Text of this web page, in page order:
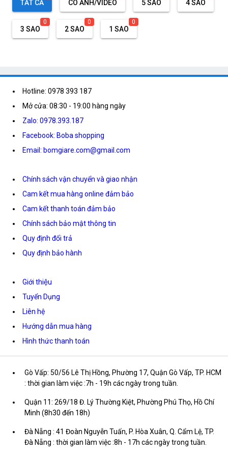
TẤT CẢ CÓ ẢNH/VIDEO 5 SAO 4 SAO
3 SAO
0
2 SAO
0
1 SAO
0
Hotline: 0978 393 187
Mở cửa: 08:30 - 19:00 hàng ngày
Zalo: 0978.393.187
Facebook: Boba shopping
Email: bomgiare.com@gmail.com
Chính sách vận chuyển và giao nhận
Cam kết mua hàng online đảm bảo
Cam kết thanh toán đảm bảo
Chính sách bảo mật thông tin
Quy định đổi trả
Quy định bảo hành
Giới thiệu
Tuyển Dụng
Liên hệ
Hướng dẫn mua hàng
Hình thức thanh toán
Gò Vấp: 50/56 Lê Thị Hồng, Phường 17, Quận Gò Vấp, TP. HCM
: thời gian làm việc :7h - 19h các ngày trong tuần.
Quận 11: 269/18 Đ. Lý Thường Kiệt, Phường Phú Thọ, Hồ Chí
Minh (8h30 đến 18h)
Đà Nẵng : 41 Đoàn Nguyễn Tuấn, P. Hòa Xuân, Q. Cẩm Lệ, TP.
Đà Nẵng : thời gian làm việc :8h - 17h các ngày trong tuần.